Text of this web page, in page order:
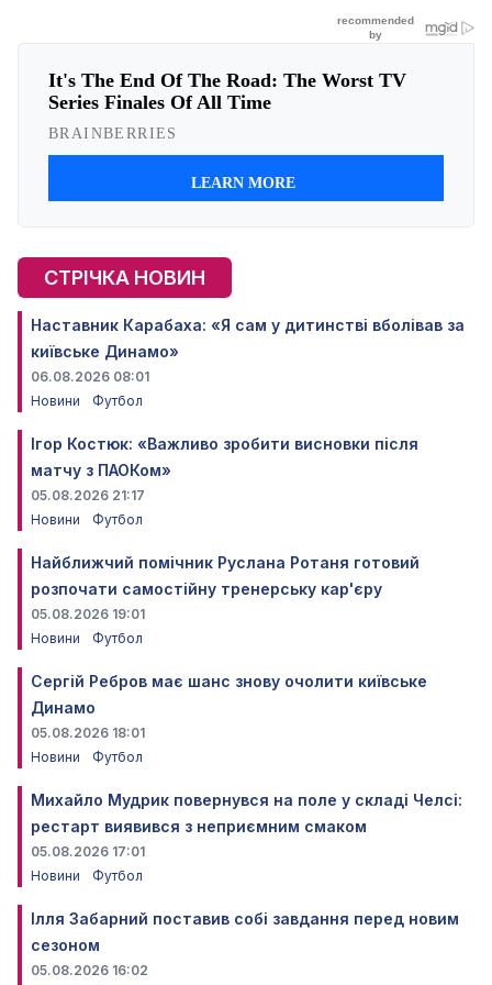
СТРІЧКА НОВИН
Наставник Карабаха: «Я сам у дитинстві вболівав за
київське Динамо»
06.08.2026 08:01
Новини
Футбол
Ігор Костюк: «Важливо зробити висновки після
матчу з ПАОКом»
05.08.2026 21:17
Новини
Футбол
Найближчий помічник Руслана Ротаня готовий
розпочати самостійну тренерську кар'єру
05.08.2026 19:01
Новини
Футбол
Сергій Ребров має шанс знову очолити київське
Динамо
05.08.2026 18:01
Новини
Футбол
Михайло Мудрик повернувся на поле у складі Челсі:
рестарт виявився з неприємним смаком
05.08.2026 17:01
Новини
Футбол
Ілля Забарний поставив собі завдання перед новим
сезоном
05.08.2026 16:02